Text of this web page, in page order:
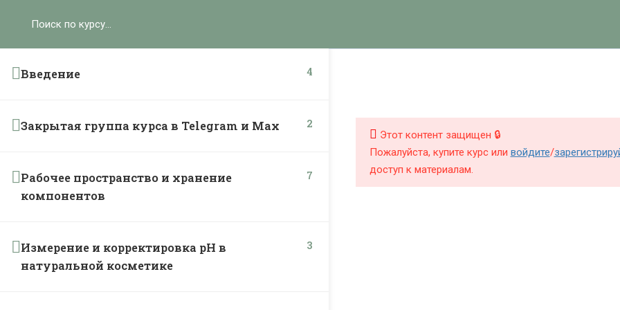
Введение 4
Закрытая группа курса в Telegram и Max 2
Рабочее пространство и хранение
компонентов
7
Измерение и корректировка рН в
натуральной косметике
3
Этот контент защищен 🔒
Пожалуйста, купите курс или войдите/
доступ к материалам.
Ольга Ларноди, 2025
hello@lalavanda.school
КНИГИ КУРСЫ
Контакты
Карта сайта